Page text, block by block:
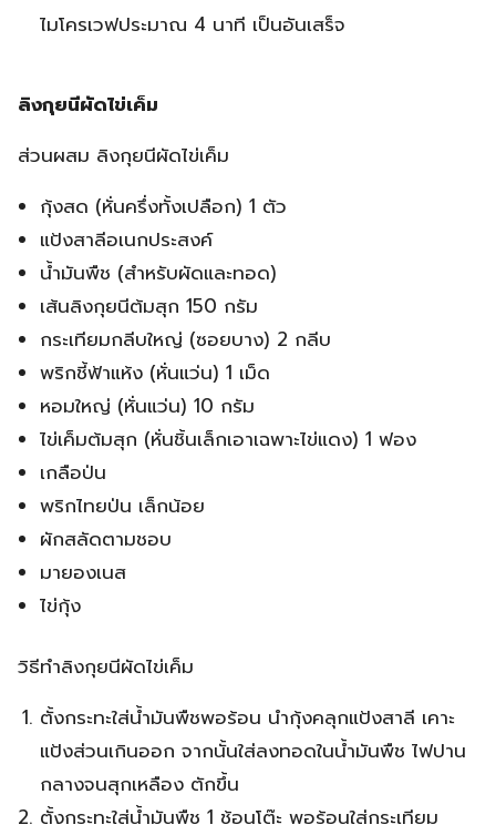
ไมโครเวฟประมาณ 4 นาที เป็นอันเสร็จ
ลิงกุยนีผัดไข่เค็ม
ส่วนผสม ลิงกุยนีผัดไข่เค็ม
กุ้งสด (หั่นครึ่งทั้งเปลือก) 1 ตัว
แป้งสาลีอเนกประสงค์
น้ำมันพืช (สำหรับผัดและทอด)
เส้นลิงกุยนีต้มสุก 150 กรัม
กระเทียมกลีบใหญ่ (ซอยบาง) 2 กลีบ
พริกชี้ฟ้าแห้ง (หั่นแว่น) 1 เม็ด
หอมใหญ่ (หั่นแว่น) 10 กรัม
ไข่เค็มต้มสุก (หั่นชิ้นเล็กเอาเฉพาะไข่แดง) 1 ฟอง
เกลือป่น
พริกไทยป่น เล็กน้อย
ผักสลัดตามชอบ
มายองเนส
ไข่กุ้ง
วิธีทำลิงกุยนีผัดไข่เค็ม
ตั้งกระทะใส่น้ำมันพืชพอร้อน นำกุ้งคลุกแป้งสาลี เคาะ
แป้งส่วนเกินออก จากนั้นใส่ลงทอดในน้ำมันพืช ไฟปาน
กลางจนสุกเหลือง ตักขึ้น
ตั้งกระทะใส่น้ำมันพืช 1 ช้อนโต๊ะ พอร้อนใส่กระเทียม